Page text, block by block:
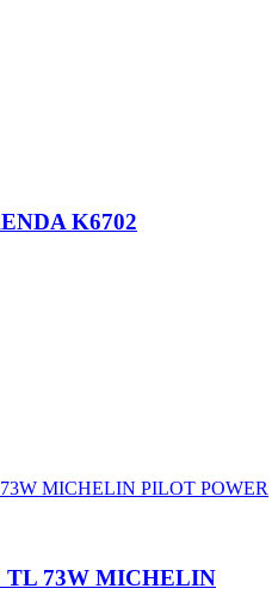
K6702
TL 73W MICHELIN